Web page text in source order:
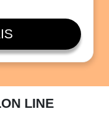
LINE